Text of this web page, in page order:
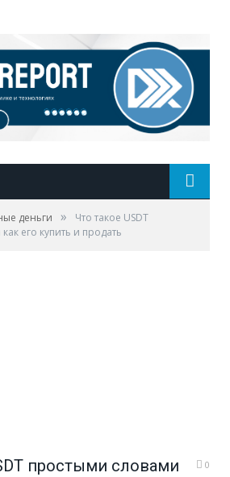
деньги »
Что такое USDT
его купить и продать
простыми словами
0